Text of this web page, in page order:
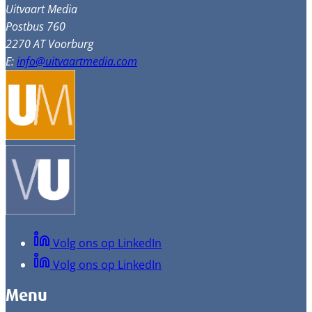
Uitvaart Media
Postbus 760
2270 AT Voorburg
E:info@uitvaartmedia.com
Volg ons op LinkedIn
Volg ons op LinkedIn
Menu